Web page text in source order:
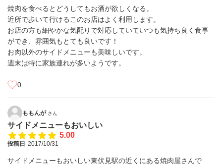
焼肉を食べるとどうしてもお酒が欲しくなる。
近所で歩いて行けるこのお店はよく利用します。
お店の方も細やかな気配りで対応していていつも気持ち良く食事
ができ、雰囲気もとても良いです！
お肉以外のサイドメニューも美味しいです。
週末は特に家族連れが多いようです。
0
ももんが さん
サイドメニューもおいしい
5.00
投稿日 2017/10/31
サイドメニューもおいしい東伏見駅の近くにある焼肉屋さんで